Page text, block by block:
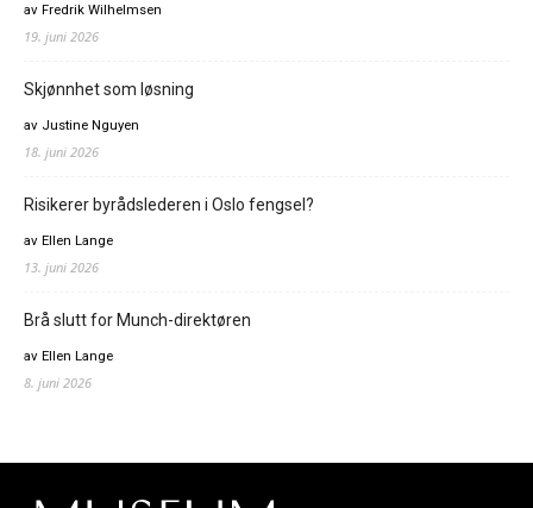
av Fredrik Wilhelmsen
19. juni 2026
Skjønnhet som løsning
av Justine Nguyen
18. juni 2026
Risikerer byrådslederen i Oslo fengsel?
av Ellen Lange
13. juni 2026
Brå slutt for Munch-direktøren
av Ellen Lange
8. juni 2026